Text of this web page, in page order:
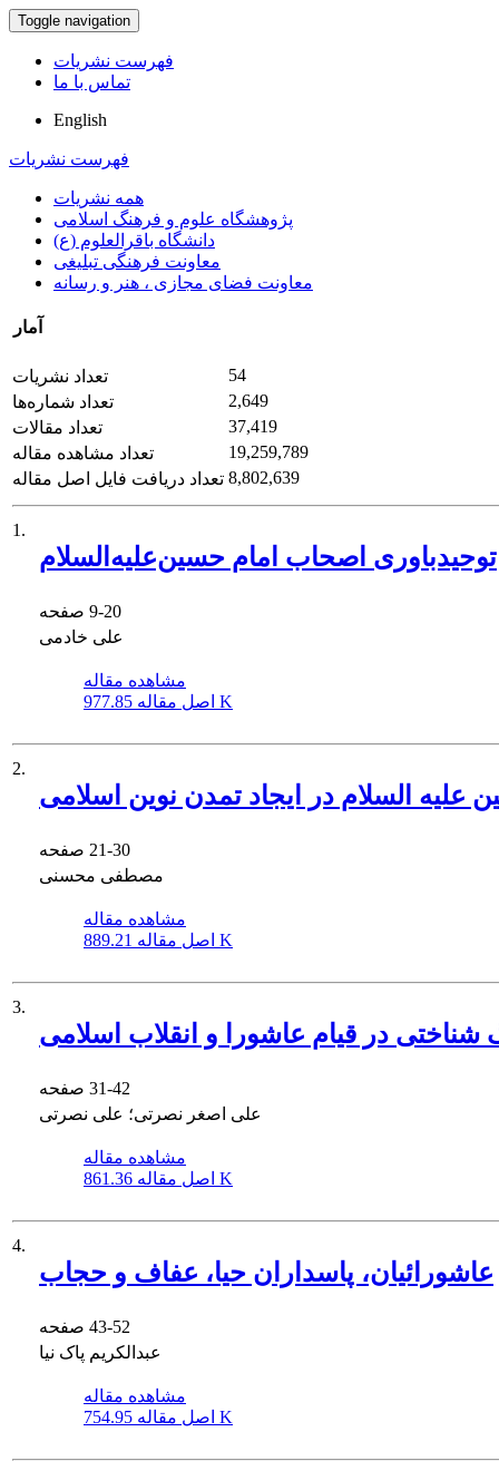
Toggle navigation
فهرست نشریات
تماس با ما
English
فهرست نشریات
همه نشریات
پژوهشگاه علوم و فرهنگ اسلامی
دانشگاه باقرالعلوم (ع)
معاونت فرهنگی تبلیغی
معاونت فضای مجازی ، هنر و رسانه
آمار
تعداد نشریات
54
تعداد شماره‌ها
2,649
تعداد مقالات
37,419
تعداد مشاهده مقاله
19,259,789
تعداد دریافت فایل اصل مقاله 8,802,639
1.
توحیدباوری اصحاب امام حسین‌علیه‌السلام
9-20
علی خادمی
مشاهده مقاله
اصل مقاله 977.85 K
2.
علیه السلام در ایجاد تمدن نوین اسلامی
21-30
مصطفی محسنی
مشاهده مقاله
اصل مقاله 889.21 K
3.
شناختی در قیام عاشورا و انقلاب اسلامی
31-42
علی اصغر نصرتی؛ علی نصرتی
مشاهده مقاله
اصل مقاله 861.36 K
4.
عاشورائیان، پاسداران حیا، عفاف و حجاب
43-52
عبدالکریم پاک نیا
مشاهده مقاله
اصل مقاله 754.95 K